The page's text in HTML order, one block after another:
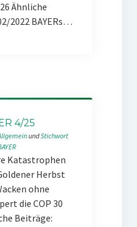
Ähnliche
2022 BAYERs…
4/25
und Stichwort
Katastrophen
Herbst
ohne
die COP 30
Beiträge: